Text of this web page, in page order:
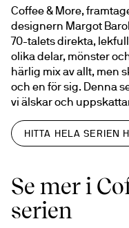
Coffee & More,
designern Margot
70-talets direkta,
olika delar, mönster
härlig mix av allt, men
och en för sig. Denna
vi älskar och
HITTA HELA SERIEN
Se mer i
serien